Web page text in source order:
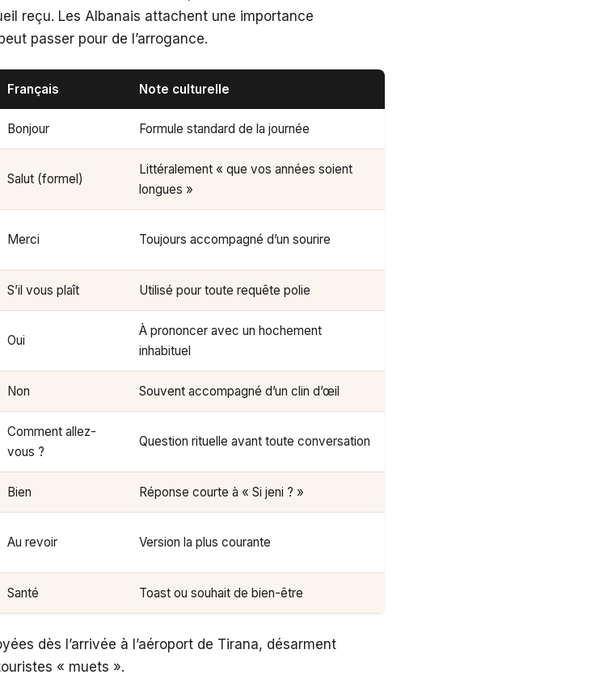
reçu. Les Albanais attachent une importance
passer pour de l’arrogance.
Français Note culturelle
Bonjour Formule standard de la journée
Salut (formel)
Littéralement « que vos années soient
longues »
Merci Toujours accompagné d’un sourire
S’il vous plaît Utilisé pour toute requête polie
Oui
À prononcer avec un hochement
inhabituel
Non Souvent accompagné d’un clin d’œil
Comment allez-
vous ?
Question rituelle avant toute conversation
Bien Réponse courte à « Si jeni ? »
Au revoir Version la plus courante
Santé Toast ou souhait de bien-être
dès l’arrivée à l’aéroport de Tirana, désarment
« muets ».